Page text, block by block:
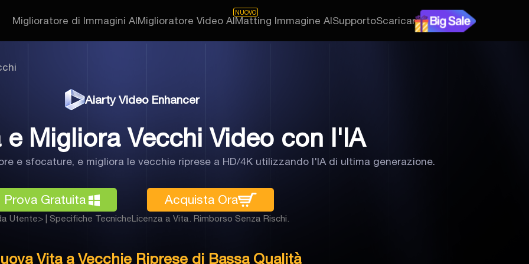
Miglioratore di Immagini AIMiglioratore Video AI
NUOVO
Matting Immagine AISupportoScaricare
Aiarty Video Enhancer
e Migliora Vecchi Video con l'IA
e sfocature, e migliora le vecchie riprese a HD/4K utilizzando l'IA di ultima generazione.
Prova Gratuita
Utente> Specifiche Tecniche
Acquista Ora
Licenza a Vita. Rimborso Senza Rischi.
Vita a Vecchie Riprese di Bassa Qualità